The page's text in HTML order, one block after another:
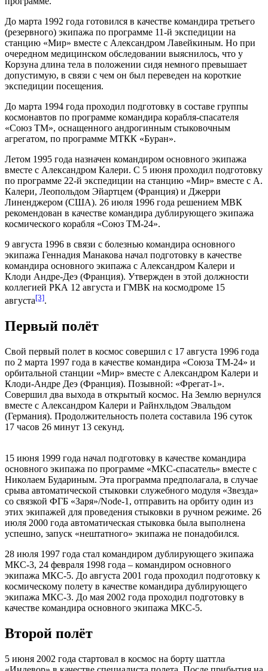
До марта 1992 года готовился в качестве командира третьего
(резервного) экипажа по программе 11-й экспедиции на
станцию «Мир» вместе с Александром Лавейкиным. Но при
очередном медицинском обследовании выяснилось, что у
Корзуна длина тела в положении сидя немного превышает
допустимую, в связи с чем он был переведен на короткие
экспедиции посещения.
До марта 1994 года проходил подготовку в составе группы
космонавтов по программе командира корабля-спасателя
«Союз ТМ», оснащенного андрогинным стыковочным
агрегатом, по программе МТКК «Буран».
Летом 1995 года назначен командиром основного экипажа
вместе с Александром Калери. С 5 июня проходил подготовку
по программе 22-й экспедиции на станцию «Мир» вместе с А.
Калери, Леопольдом Эйартцем (Франция) и Джерри
Линенджером (США). 26 июля 1996 года решением МВК
рекомендован в качестве командира дублирующего экипажа
космического корабля «Союз ТМ-24».
9 августа 1996 в связи с болезнью командира основного
экипажа Геннадия Манакова начал подготовку в качестве
командира основного экипажа с Александром Калери и
Клоди Андре-Деэ (Франция). Утвержден в этой должности
коллегией РКА 12 августа и ГМВК на космодроме 15
августа[3].
Первый полёт
Свой первый полет в космос совершил с 17 августа 1996 года
по 2 марта 1997 года в качестве командира «Союза ТМ-24» и
орбитальной станции «Мир» вместе с Александром Калери и
Клоди-Андре Деэ (Франция). Позывной: «Фрегат-1».
Совершил два выхода в открытый космос. На Землю вернулся
вместе с Александром Калери и Райнхльдом Эвальдом
(Германия). Продолжительность полета составила 196 суток
17 часов 26 минут 13 секунд.
15 июня 1999 года начал подготовку в качестве командира
основного экипажа по программе «МКС-спасатель» вместе с
Николаем Будариным. Эта программа предполагала, в случае
срыва автоматической стыковки служебного модуля «Звезда»
со связкой ФГБ «Заря»/Node-1, отправить на орбиту один из
этих экипажей для проведения стыковки в ручном режиме. 26
июля 2000 года автоматическая стыковка была выполнена
успешно, запуск «нештатного» экипажа не понадобился.
28 июля 1997 года стал командиром дублирующего экипажа
МКС-3, 24 февраля 1998 года – командиром основного
экипажа МКС-5. До августа 2001 года проходил подготовку к
космическому полету в качестве командира дублирующего
экипажа МКС-3. До мая 2002 года проходил подготовку в
качестве командира основного экипажа МКС-5.
Второй полёт
5 июня 2002 года стартовал в космос на борту шаттла